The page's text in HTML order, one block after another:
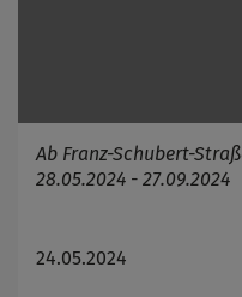
Ab Franz-Schubert-
28.05.2024 - 27.09.2024
24.05.2024